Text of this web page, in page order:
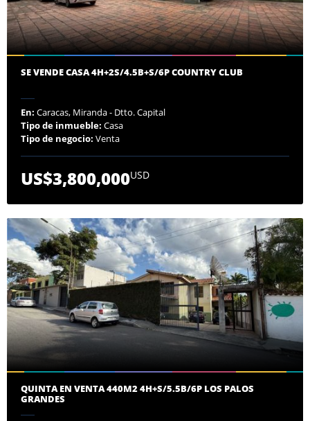
SE VENDE CASA 4H+2S/4.5B+S/6P COUNTRY CLUB
En: Caracas, Miranda - Dtto. Capital
Tipo de inmueble: Casa
Tipo de negocio: Venta
US$3,800,000USD
QUINTA EN VENTA 440M2 4H+S/5.5B/6P LOS PALOS
GRANDES